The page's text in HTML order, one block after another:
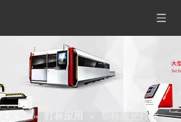
» 打标应用 塑料激光打标